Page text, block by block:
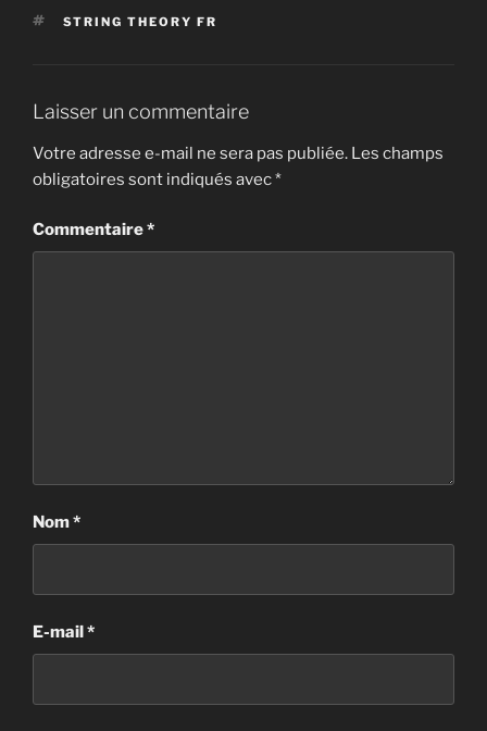
ÉTIQUETTES
STRING THEORY FR
Laisser un commentaire
Votre adresse e-mail ne sera pas publiée. Les champs
obligatoires sont indiqués avec*
Commentaire*
Nom*
E-mail*